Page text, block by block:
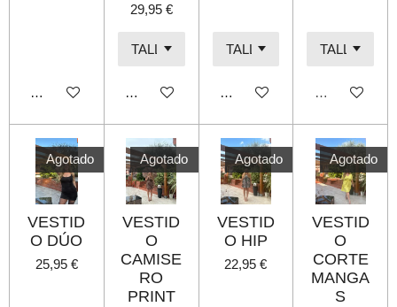
Añadir al carrito
29,95 €
Añadir al carrito Añadir al carrito Agotado
Agotado
VESTID
O DÚO
25,95 €
Agotado
VESTID
O
CAMISE
RO
PRINT
Agotado
VESTID
O HIP
22,95 €
Agotado
VESTID
O
CORTE
MANGA
S